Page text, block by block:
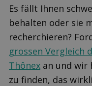
Es fällt Ihnen
behalten oder sie
recherchieren?
grossen Vergleich
Thônex an und wir
zu finden, das